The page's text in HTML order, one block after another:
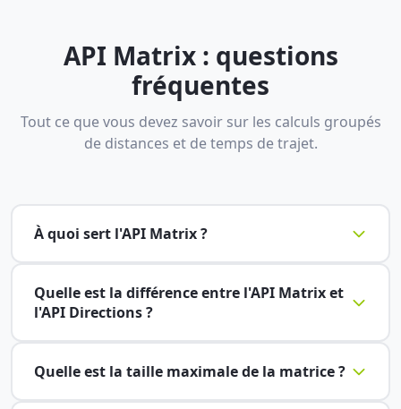
API Matrix : questions
fréquentes
Tout ce que vous devez savoir sur les calculs groupés
de distances et de temps de trajet.
À quoi sert l'API Matrix ?
Quelle est la différence entre l'API Matrix et
l'API Directions ?
Quelle est la taille maximale de la matrice ?